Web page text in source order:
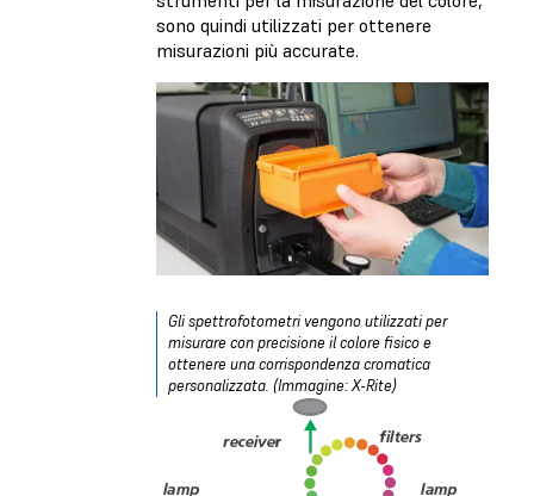
sono quindi utilizzati per ottenere
misurazioni più accurate.
Gli spettrofotometri vengono utilizzati per
misurare con precisione il colore fisico e
ottenere una corrispondenza cromatica
personalizzata. (Immagine: X-Rite)